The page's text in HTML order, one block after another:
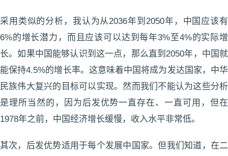
采用类似的分析，我认为从2036年到2050年，中国应该有
6%的增长潜力，而且应该可以达到每年3%至4%的实际增
长。如果中国能够认识到这一点，那么直到2050年，中国就
能保持4.5%的增长率。这意味着中国将成为发达国家，中华
民族伟大复兴的目标可以实现。然而我们不能认为这些分析
是理所当然的，因为后发优势一直存在、一直可用，但在
1978年之前，中国经济增长缓慢，收入水平非常低。
其次，后发优势适用于每个发展中国家。但我们知道，在二